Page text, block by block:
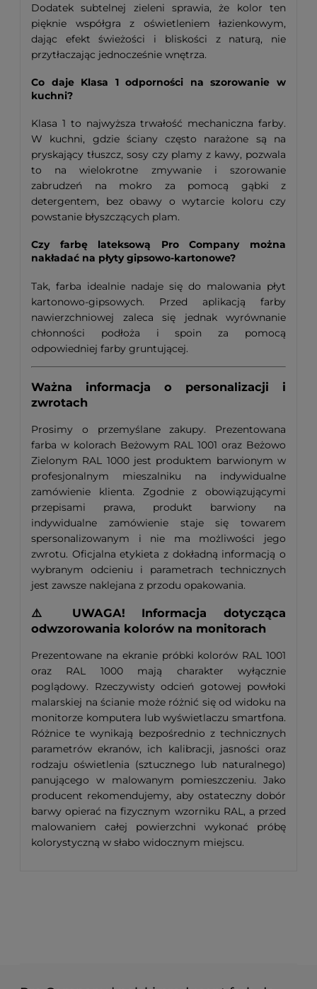
Dodatek subtelnej zieleni sprawia, że kolor ten
pięknie współgra z oświetleniem łazienkowym,
dając efekt świeżości i bliskości z naturą, nie
przytłaczając jednocześnie wnętrza.
Co daje Klasa 1 odporności na szorowanie w
kuchni?
Klasa 1 to najwyższa trwałość mechaniczna farby.
W kuchni, gdzie ściany często narażone są na
pryskający tłuszcz, sosy czy plamy z kawy, pozwala
to na wielokrotne zmywanie i szorowanie
zabrudzeń na mokro za pomocą gąbki z
detergentem, bez obawy o wytarcie koloru czy
powstanie błyszczących plam.
Czy farbę lateksową Pro Company można
nakładać na płyty gipsowo-kartonowe?
Tak, farba idealnie nadaje się do malowania płyt
kartonowo-gipsowych. Przed aplikacją farby
nawierzchniowej zaleca się jednak wyrównanie
chłonności podłoża i spoin za pomocą
odpowiedniej farby gruntującej.
Ważna informacja o personalizacji i
zwrotach
Prosimy o przemyślane zakupy. Prezentowana
farba w kolorach Beżowym RAL 1001 oraz Beżowo
Zielonym RAL 1000 jest produktem barwionym w
profesjonalnym mieszalniku na indywidualne
zamówienie klienta. Zgodnie z obowiązującymi
przepisami prawa, produkt barwiony na
indywidualne zamówienie staje się towarem
spersonalizowanym i nie ma możliwości jego
zwrotu. Oficjalna etykieta z dokładną informacją o
wybranym odcieniu i parametrach technicznych
jest zawsze naklejana z przodu opakowania.
⚠️ UWAGA! Informacja dotycząca
odwzorowania kolorów na monitorach
Prezentowane na ekranie próbki kolorów RAL 1001
oraz RAL 1000 mają charakter wyłącznie
poglądowy. Rzeczywisty odcień gotowej powłoki
malarskiej na ścianie może różnić się od widoku na
monitorze komputera lub wyświetlaczu smartfona.
Różnice te wynikają bezpośrednio z technicznych
parametrów ekranów, ich kalibracji, jasności oraz
rodzaju oświetlenia (sztucznego lub naturalnego)
panującego w malowanym pomieszczeniu. Jako
producent rekomendujemy, aby ostateczny dobór
barwy opierać na fizycznym wzorniku RAL, a przed
malowaniem całej powierzchni wykonać próbę
kolorystyczną w słabo widocznym miejscu.